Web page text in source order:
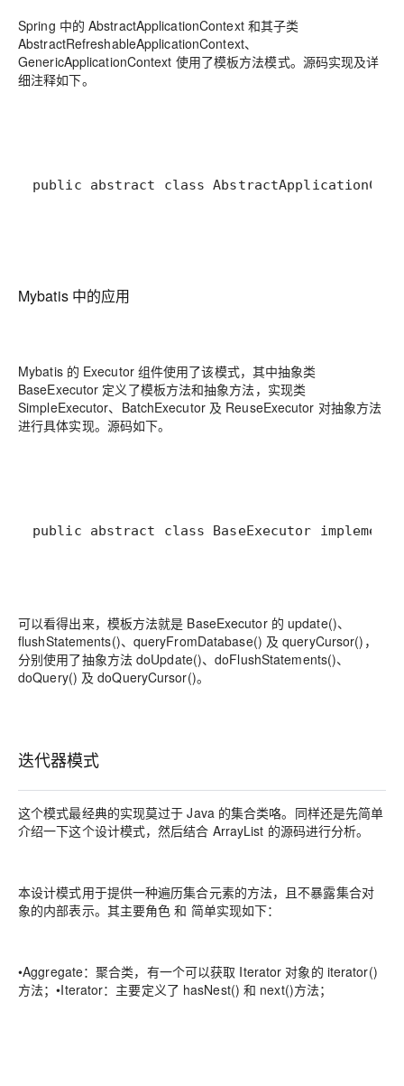
Spring 中的 AbstractApplicationContext 和其子类
AbstractRefreshableApplicationContext、
GenericApplicationContext 使用了模板方法模式。源码实现及详
细注释如下。
public abstract class
Mybatis 中的应用
Mybatis 的 Executor 组件使用了该模式，其中抽象类
BaseExecutor 定义了模板方法和抽象方法，实现类
SimpleExecutor、BatchExecutor 及 ReuseExecutor 对抽象方法
进行具体实现。源码如下。
public abstract class BaseExecutor
可以看得出来，模板方法就是 BaseExecutor 的 update()、
flushStatements()、queryFromDatabase() 及 queryCursor()，
分别使用了抽象方法 doUpdate()、doFlushStatements()、
doQuery() 及 doQueryCursor()。
迭代器模式
这个模式最经典的实现莫过于 Java 的集合类咯。同样还是先简单
介绍一下这个设计模式，然后结合 ArrayList 的源码进行分析。
本设计模式用于提供一种遍历集合元素的方法，且不暴露集合对
象的内部表示。其主要角色 和 简单实现如下：
•Aggregate：聚合类，有一个可以获取 Iterator 对象的 iterator()
方法；•Iterator：主要定义了 hasNest() 和 next()方法；